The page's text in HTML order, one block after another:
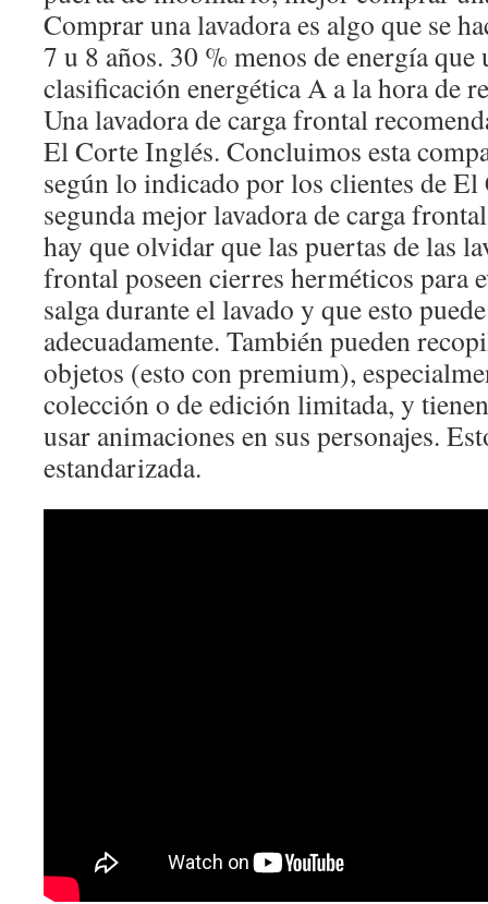
Comprar una lavadora es algo que se
7 u 8 años. 30 % menos de energía que
clasificación energética A a la hora de
Una lavadora de carga frontal
El Corte Inglés. Concluimos esta
según lo indicado por los clientes de
segunda mejor lavadora de carga
hay que olvidar que las puertas de las
frontal poseen cierres herméticos para
salga durante el lavado y que esto
adecuadamente. También pueden
objetos (esto con premium),
colección o de edición limitada, y
usar animaciones en sus personajes.
estandarizada.